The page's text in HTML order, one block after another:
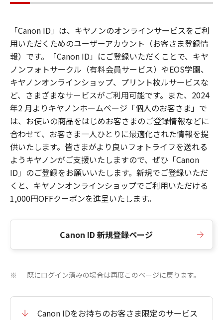
「Canon ID」は、キヤノンのオンラインサービスをご利
用いただくためのユーザーアカウント（お客さま登録情
報）です。「Canon ID」にご登録いただくことで、キヤ
ノンフォトサークル（有料会員サービス）やEOS学園、
キヤノンオンラインショップ、プリント枚ルサービスな
ど、さまざまなサービスがご利用可能です。また、2024
年2 月よりキヤノンホームページ「個人のお客さま」で
は、お使いの商品をはじめお客さまのご登録情報などに
合わせて、お客さま一人ひとりに最適化された情報を提
供いたします。皆さまがより良いフォトライフを送れる
ようキヤノンがご支援いたしますので、ぜひ「Canon
ID」のご登録をお願いいたします。新規でご登録いただ
くと、キヤノンオンラインショップでご利用いただける
1,000円OFFクーポンを進呈いたします。
Canon ID 新規登録ページ
※ 既にログイン済みの場合は再度このページに戻ります。
Canon IDをお持ちのお客さま限定のサービス